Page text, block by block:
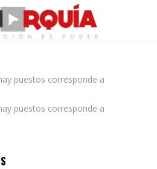
puestos corresponde a
puestos corresponde a